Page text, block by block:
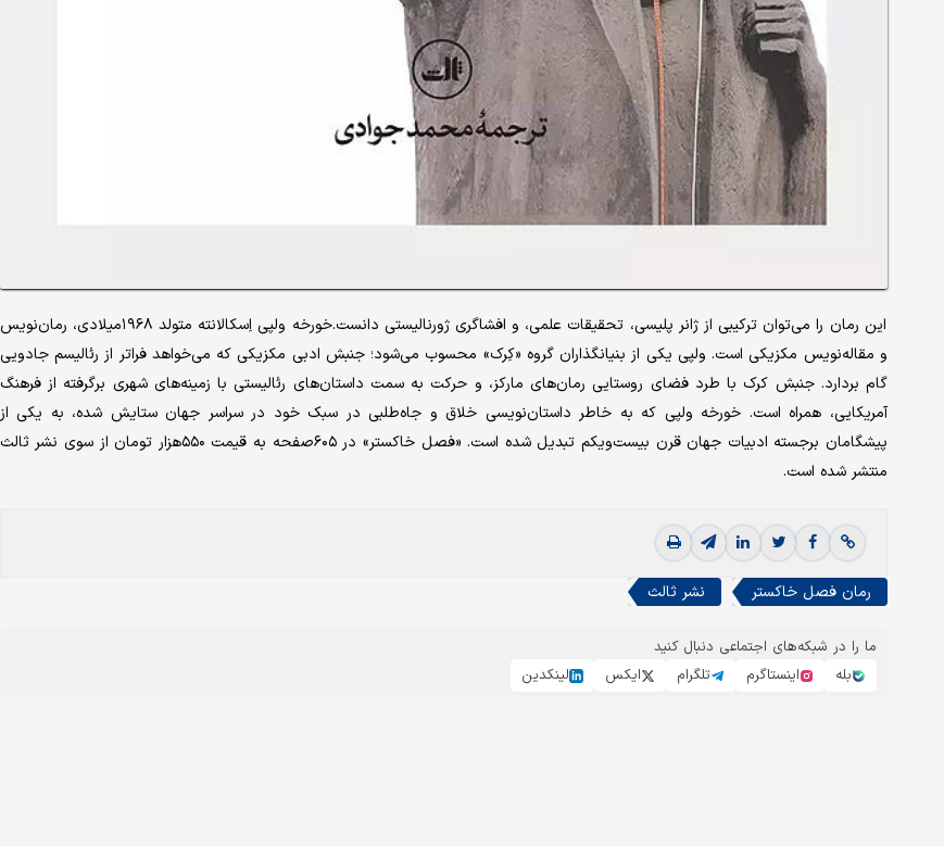
این رمان را می‌توان ترکیبی از ژانر پلیسی، تحقیقات علمی، و افشاگری ژورنالیستی دانست.خورخه ولپی اِسکالانته متولد ۱۹۶۸میلادی، رمان‌نویس
و مقاله‌نویس مکزیکی است. ولپی یکی از بنیانگذاران گروه «کِرک» محسوب می‌شود؛ جنبش ادبی مکزیکی که می‌خواهد فراتر از رئالیسم جادویی
گام بردارد. جنبش کرک با طرد فضای روستایی رمان‌های مارکز، و حرکت به سمت داستان‌های رئالیستی با زمینه‌های شهری برگرفته از فرهنگ
آمریکایی، همراه است. خورخه ولپی که به خاطر داستان‌نویسی خلاق و جاه‌طلبی در سبک خود در سراسر جهان ستایش شده، به یکی از
پیشگامان برجسته ادبیات جهان قرن بیست‌و‌یکم تبدیل شده است. «فصل خاکستر» در ۶۰۵صفحه به قیمت ۵۵۰هزار تومان از سوی نشر ثالث
منتشر شده است.
رمان فصل خاکستر نشر ثالث
ما را در شبکه‌های اجتماعی دنبال کنید
بله
اینستاگرم تلگرام ایکس لینکدین